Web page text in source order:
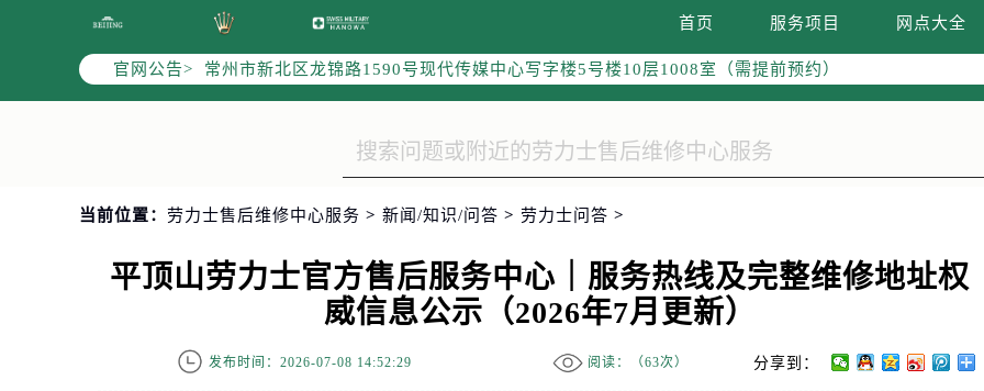
首页 服务项目 网点大全
官网公告>
上海市黄浦区南京东路299号宏伊国际广场写字楼8层806室（需提前预约）
南京市秦淮区中山南路1号（新街口）南京中心写字楼22层C1-1室（需提前预约）
常州市新北区龙锦路1590号现代传媒中心写字楼5号楼10层1008室（需提前预约）
徐州市鼓楼区淮海东路29号苏宁广场IFC国际金融中心写字楼35层3508室（需提前预约）
盐城市盐都区世纪大道5号盐城金融城写字楼1号楼16层1604室（需提前预约）
宁波市江北区大闸南路500号来福士广场办公楼20层2009室（需提前预约）
金华市金东区东市南街777号金华万达广场写字楼4号楼22层2209室（需提前预约）
绍兴市越城区胜利东路379号世茂天际中心写字楼8层805室（需提前预约）
南昌市红谷滩新区红谷中大道998号绿地双子塔（中央广场）A1座办公楼14层07室（需提前预约）
当前位置： 劳力士售后维修中心服务 > 新闻/知识/问答 > 劳力士问答 >
平顶山劳力士官方售后服务中心｜服务热线及完整维修地址权
威信息公示（2026年7月更新）
发布时间：2026-07-08 14:52:29 阅读：（63次） 分享到：